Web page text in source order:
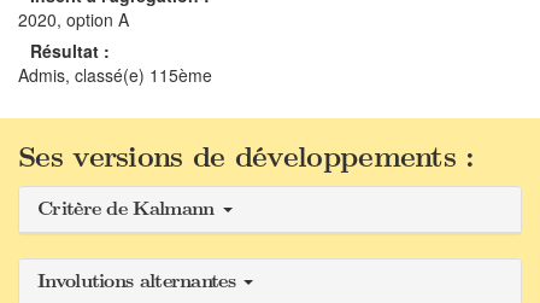
2020, option A
Résultat :
Admis, classé(e) 115ème
Ses versions de développements :
Critère de Kalmann
Involutions alternantes